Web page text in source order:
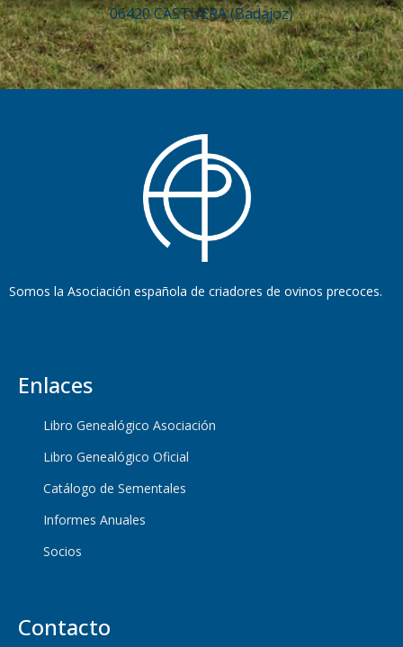
06420 CASTUERA (Badajoz)
Somos la Asociación española de criadores de ovinos precoces.
Enlaces
Libro Genealógico Asociación
Libro Genealógico Oficial
Catálogo de Sementales
Informes Anuales
Socios
Contacto